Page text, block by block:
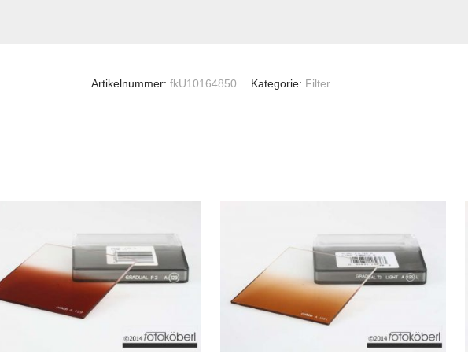
Artikelnummer: fkU10164850 Kategorie: Filter